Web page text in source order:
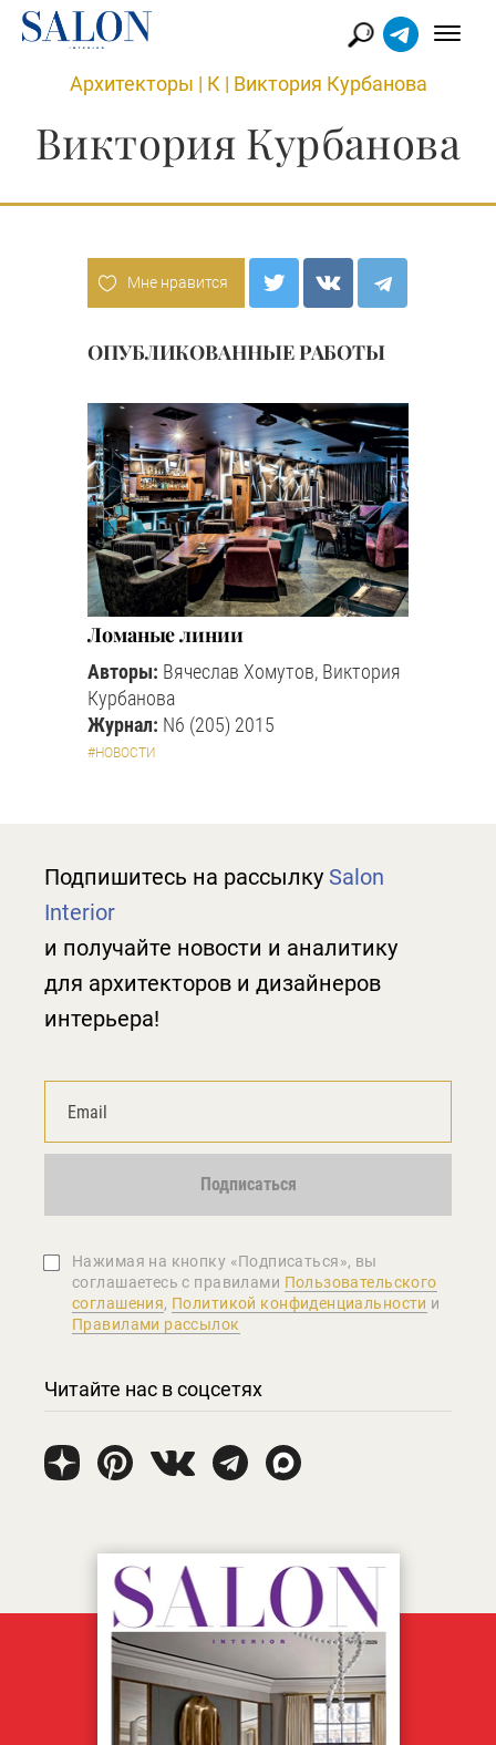
Архитекторы | К | Виктория Курбанова
Виктория Курбанова
Мне нравится
ОПУБЛИКОВАННЫЕ РАБОТЫ
Ломаные линии
Авторы: Вячеслав Хомутов, Виктория
Курбанова
Журнал: N6 (205) 2015
#НОВОСТИ
Подпишитесь на рассылку Salon
Interior
и получайте новости и аналитику
для архитекторов и дизайнеров
интерьера!
Подписаться
Нажимая на кнопку «Подписаться», вы
соглашаетеcь с правилами Пользовательского
соглашения, Политикой конфиденциальности и
Правилами рассылок
Читайте нас в соцсетях